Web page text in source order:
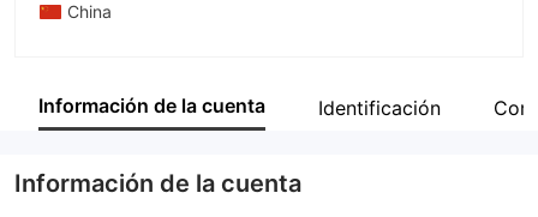
China
Empresa
Información de la cuenta Identificación
Información de la cuenta